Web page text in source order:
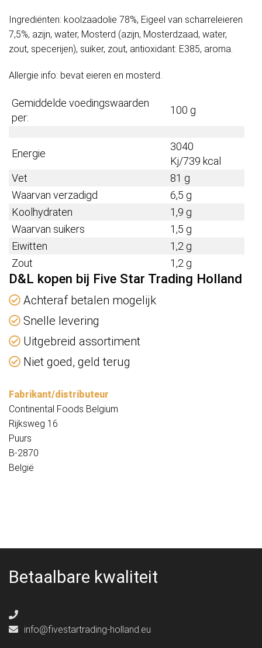
Ingrediënten: koolzaadolie 78%, Eigeel van scharreleieren
7,5%, azijn, water, Mosterd (azijn, Mosterdzaad, water,
zout, specerijen), suiker, zout, antioxidant: E385, aroma.
Allergie info: bevat eieren en mosterd.
Gemiddelde voedingswaarden
per:
100 g
Energie
3040
Kj/739 kcal
Vet
81 g
Waarvan verzadigd
6,5 g
Koolhydraten
1,9 g
Waarvan suikers
1,5 g
Eiwitten
1,2 g
Zout
1,2 g
D&L kopen bij Five Star Trading Holland
Achteraf betalen mogelijk
Snelle levering
Uitgebreid assortiment
Niet goed, geld terug
Fabrikant/distributeur
Continental Foods Belgium
Rijksweg 16
Puurs
B-2870
België
Betaalbare kwaliteit
info@fivestartrading-holland.eu